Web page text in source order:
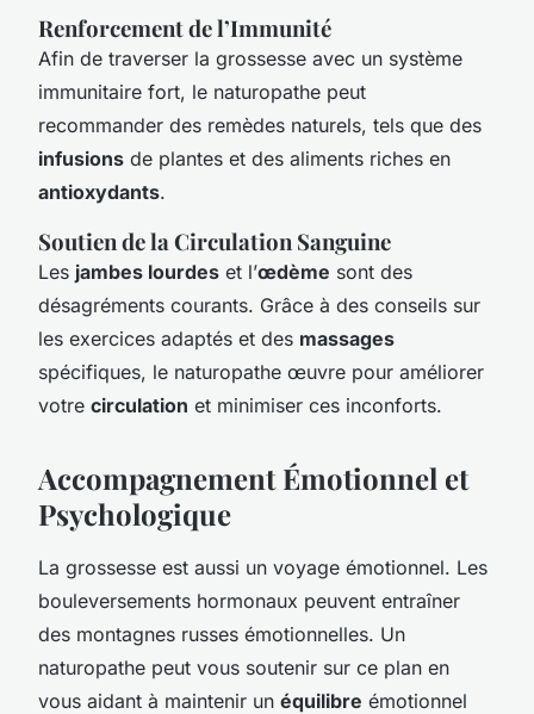
Renforcement de l’Immunité
Afin de traverser la grossesse avec un système
immunitaire fort, le naturopathe peut
recommander des remèdes naturels, tels que des
infusions de plantes et des aliments riches en
antioxydants.
Soutien de la Circulation Sanguine
Les jambes lourdes et l’œdème sont des
désagréments courants. Grâce à des conseils sur
les exercices adaptés et des massages
spécifiques, le naturopathe œuvre pour améliorer
votre circulation et minimiser ces inconforts.
Accompagnement Émotionnel et
Psychologique
La grossesse est aussi un voyage émotionnel. Les
bouleversements hormonaux peuvent entraîner
des montagnes russes émotionnelles. Un
naturopathe peut vous soutenir sur ce plan en
vous aidant à maintenir un équilibre émotionnel